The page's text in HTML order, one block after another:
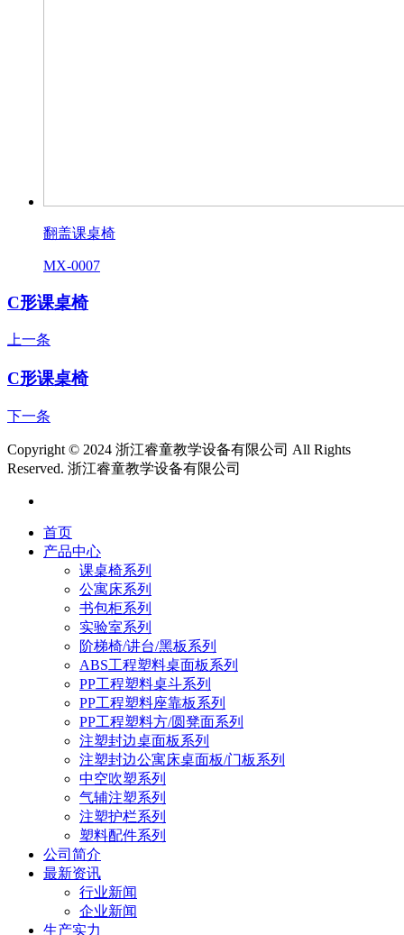
翻盖课桌椅
MX-0007
C形课桌椅
上一条
C形课桌椅
下一条
Copyright © 2024 浙江睿童教学设备有限公司 All Rights
Reserved. 浙江睿童教学设备有限公司
首页
产品中心
课桌椅系列
公寓床系列
书包柜系列
实验室系列
阶梯椅/讲台/黑板系列
ABS工程塑料桌面板系列
PP工程塑料桌斗系列
PP工程塑料座靠板系列
PP工程塑料方/圆凳面系列
注塑封边桌面板系列
注塑封边公寓床桌面板/门板系列
中空吹塑系列
气辅注塑系列
注塑护栏系列
塑料配件系列
公司简介
最新资讯
行业新闻
企业新闻
生产实力